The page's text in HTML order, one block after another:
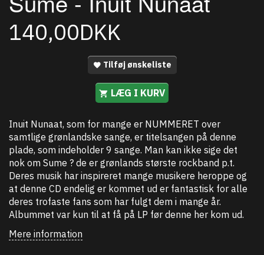
140,00DKK
Tilføj ønskeliste
LÆG I KURV
Inuit Nunaat, som for mange er NUMMERET over
samtlige grønlandske sange, er titelsangen på denne
plade, som indeholder 9 sange. Man kan ikke sige det
nok om Sume ? de er grønlands største rockband p.t.
Deres musik har inspireret mange musikere heroppe og
at denne CD endelig er kommet ud er fantastisk for alle
deres trofaste fans som har fulgt dem i mange år.
Albummet var kun til at få på LP før denne her kom ud.
Mere information